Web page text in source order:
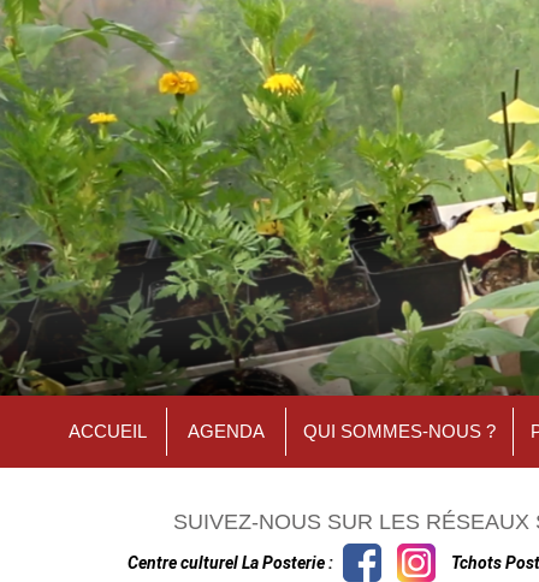
ACCUEIL AGENDA QUI SOMMES-NOUS ?
SUIVEZ-NOUS SUR LES RÉSEAUX
Centre culturel La Posterie : Tchots